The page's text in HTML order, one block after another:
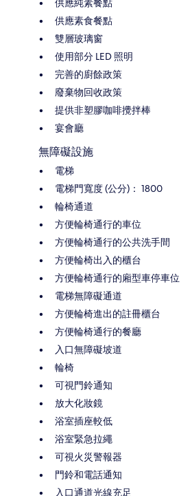
供應純素餐點
供應素食餐點
雙層玻璃窗
使用部分 LED 照明
完善的廚餘政策
廢棄物回收政策
提供非塑膠咖啡攪拌棒
宴會廳
無障礙設施
電梯
電梯門寬度 (公分)： 1800
輪椅通道
方便輪椅通行的車位
方便輪椅通行的公共洗手間
方便輪椅出入的櫃台
方便輪椅通行的廂型車停車位
電梯無障礙通道
方便輪椅進出的註冊櫃台
方便輪椅通行的餐廳
入口無障礙坡道
輪椅
可視門鈴通知
放大化妝鏡
浴室插座較低
浴室緊急拉繩
可視火災警報器
門鈴和電話通知
入口通道光線充足